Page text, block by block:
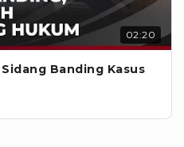
02:20
Banding Kasus